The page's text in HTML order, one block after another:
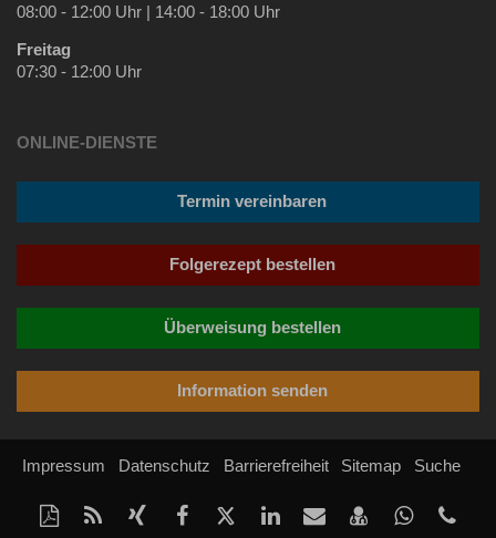
08:00 - 12:00 Uhr | 14:00 - 18:00 Uhr
Freitag
07:30 - 12:00 Uhr
ONLINE-DIENSTE
Termin vereinbaren
Folgerezept bestellen
Überweisung bestellen
Information senden
Impressum Datenschutz Barrierefreiheit Sitemap Suche
Diese
Seite
RSS-
Feed
Auf
Xing
Auf
Facebook
Auf
Twitter
Auf
LinkedIn
Per
Mail
vCard
speichern
Auf
Whatsapp